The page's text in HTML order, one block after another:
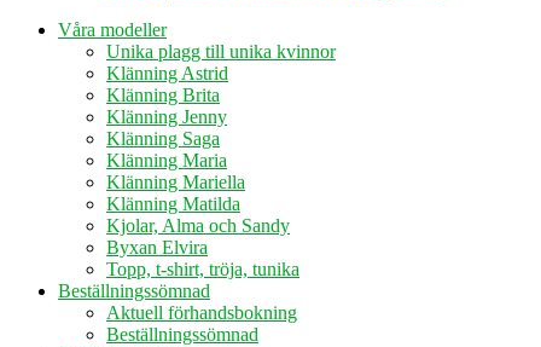
Våra modeller
Unika plagg till unika kvinnor
Klänning Astrid
Klänning Brita
Klänning Jenny
Klänning Saga
Klänning Maria
Klänning Mariella
Klänning Matilda
Kjolar, Alma och Sandy
Byxan Elvira
Topp, t-shirt, tröja, tunika
Beställningssömnad
Aktuell förhandsbokning
Beställningssömnad